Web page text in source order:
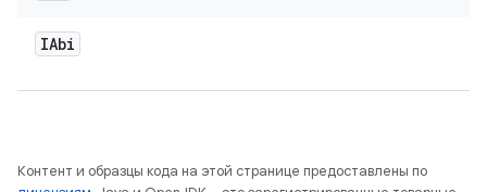
IAbi
Контент и образцы кода на этой странице предоставлены по